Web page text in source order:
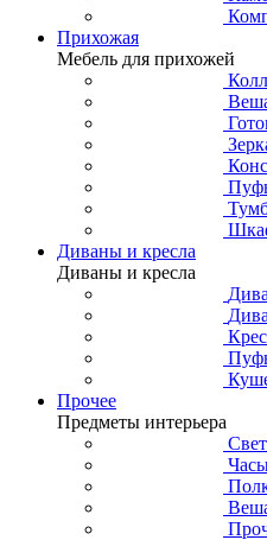
Прихожая
Мебель для прихожей
Диваны и кресла
Диваны и кресла
Прочее
Предметы интерьера